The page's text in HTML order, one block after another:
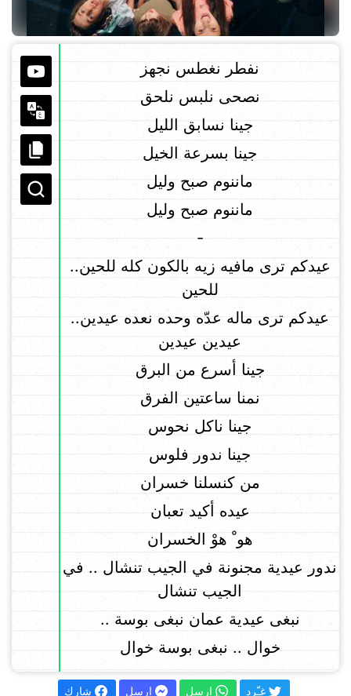
نفطر نغطس نجهز
نصحى نلبس نلحق
جينا نسابق الليل
جينا بسرعة الخيل
ماننوم صبح وليل
ماننوم صبح وليل
-
عيدكم ترى مافيه زيه بالكون كله للحين..
للحين
عيدكم ترى ماله عدّه وحده نعده عيدين..
عيدين عيدين
جينا أسرع من البرق
نمنا ساعتين الفرق
جينا ناكل نحوس
جينا ندور فلوس
من كنسلنا خسران
عيده أكيد تعبان
هو ْ هوْ الخسران
ندور عيدية مجنونة في الجيب تنشال .. في
الجيب تنشال
نبغى عيدية عمان نبغى بوسة ..
خوال .. نبغى بوسة خوال